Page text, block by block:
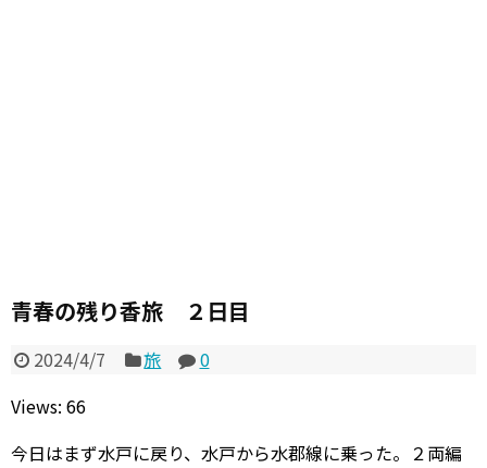
青春の残り香旅 ２日目
2024/4/7 旅
0
Views: 66
今日はまず水戸に戻り、水戸から水郡線に乗った。２両編